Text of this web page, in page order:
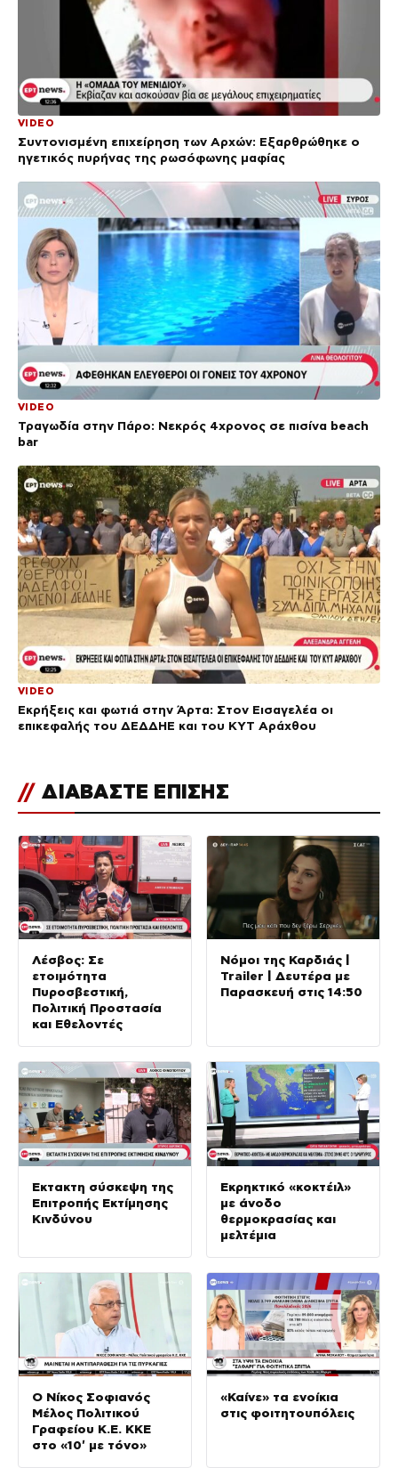
VIDEO
Συντονισμένη επιχείρηση των Αρχών: Εξαρθρώθηκε ο
ηγετικός πυρήνας της ρωσόφωνης μαφίας
VIDEO
Τραγωδία στην Πάρο: Νεκρός 4χρονος σε πισίνα beach
bar
VIDEO
Εκρήξεις και φωτιά στην Άρτα: Στον Εισαγελέα οι
επικεφαλής του ΔΕΔΔΗΕ και του ΚΥΤ Αράχθου
// ΔΙΑΒΑΣΤΕ ΕΠΙΣΗΣ
Λέσβος: Σε
ετοιμότητα
Πυροσβεστική,
Πολιτική Προστασία
και Εθελοντές
Νόμοι της Καρδιάς |
Trailer | Δευτέρα με
Παρασκευή στις 14:50
Έκτακτη σύσκεψη της
Επιτροπής Εκτίμησης
Κινδύνου
Εκρηκτικό «κοκτέιλ»
με άνοδο
θερμοκρασίας και
μελτέμια
Ο Νίκος Σοφιανός
Μέλος Πολιτικού
Γραφείου Κ.Ε. ΚΚΕ
στο «10′ με τόνο»
«Καίνε» τα ενοίκια
στις φοιτητουπόλεις